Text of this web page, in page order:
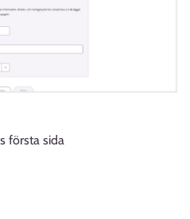
första sida